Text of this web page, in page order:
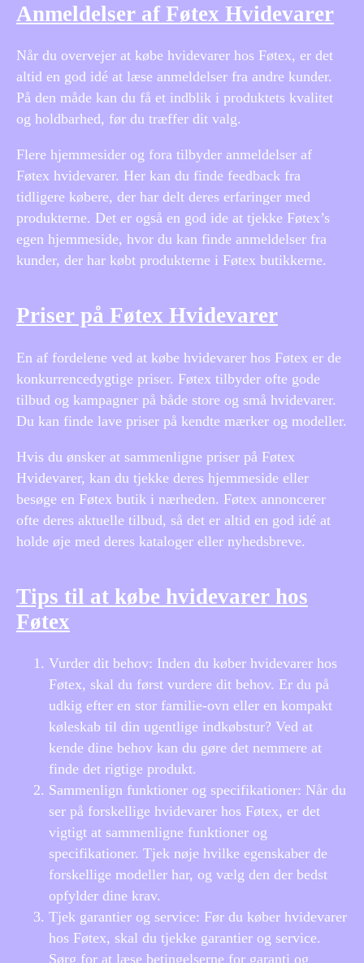
Anmeldelser af Føtex Hvidevarer
Når du overvejer at købe hvidevarer hos Føtex, er det
altid en god idé at læse anmeldelser fra andre kunder.
På den måde kan du få et indblik i produktets kvalitet
og holdbarhed, før du træffer dit valg.
Flere hjemmesider og fora tilbyder anmeldelser af
Føtex hvidevarer. Her kan du finde feedback fra
tidligere købere, der har delt deres erfaringer med
produkterne. Det er også en god ide at tjekke Føtex’s
egen hjemmeside, hvor du kan finde anmeldelser fra
kunder, der har købt produkterne i Føtex butikkerne.
Priser på Føtex Hvidevarer
En af fordelene ved at købe hvidevarer hos Føtex er de
konkurrencedygtige priser. Føtex tilbyder ofte gode
tilbud og kampagner på både store og små hvidevarer.
Du kan finde lave priser på kendte mærker og modeller.
Hvis du ønsker at sammenligne priser på Føtex
Hvidevarer, kan du tjekke deres hjemmeside eller
besøge en Føtex butik i nærheden. Føtex annoncerer
ofte deres aktuelle tilbud, så det er altid en god idé at
holde øje med deres kataloger eller nyhedsbreve.
Tips til at købe hvidevarer hos
Føtex
Vurder dit behov: Inden du køber hvidevarer hos
Føtex, skal du først vurdere dit behov. Er du på
udkig efter en stor familie-ovn eller en kompakt
køleskab til din ugentlige indkøbstur? Ved at
kende dine behov kan du gøre det nemmere at
finde det rigtige produkt.
Sammenlign funktioner og specifikationer: Når du
ser på forskellige hvidevarer hos Føtex, er det
vigtigt at sammenligne funktioner og
specifikationer. Tjek nøje hvilke egenskaber de
forskellige modeller har, og vælg den der bedst
opfylder dine krav.
Tjek garantier og service: Før du køber hvidevarer
hos Føtex, skal du tjekke garantier og service.
Sørg for at læse betingelserne for garanti og